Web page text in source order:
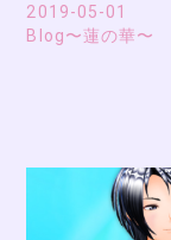
2019-05-01
Blog〜蓮の華〜